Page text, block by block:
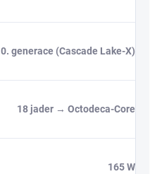
generace (Cascade Lake-X)
18 jader → Octodeca-Core
165 W